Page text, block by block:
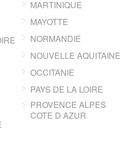
MARTINIQUE
MAYOTTE
NORMANDIE
NOUVELLE AQUITAINE
OCCITANIE
PAYS DE LA LOIRE
PROVENCE ALPES
COTE D AZUR